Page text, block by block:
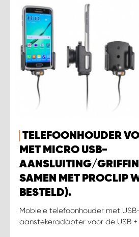
TELEFOONHOUDER
MET MICRO USB-
AANSLUITING/
SAMEN MET PROCLIP
BESTELD).
Mobiele telefoonhouder met
aanstekeradapter voor de USB